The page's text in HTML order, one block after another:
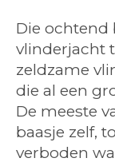
Die ochtend
vlinderjacht
zeldzame
die al een
De meeste
baasje zelf,
verboden